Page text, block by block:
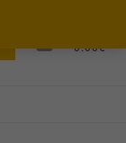
0.00€